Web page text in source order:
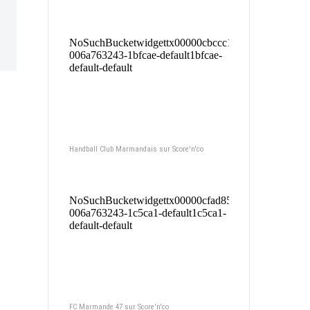
Handball Club Marmandais sur Score'n'co
FC Marmande 47 sur Score'n'co